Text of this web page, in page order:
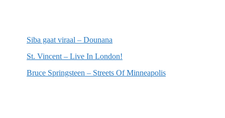
Siba gaat viraal – Dounana
St. Vincent – Live In London!
Bruce Springsteen – Streets Of Minneapolis